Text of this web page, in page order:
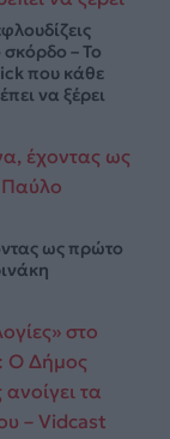
σκόρδο – Το
που κάθε
να ξέρει
ως πρώτο